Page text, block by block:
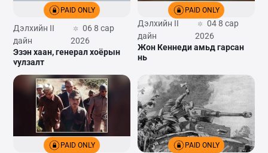
PAID ONLY
Дэлхийн II
дайн
06 8 сар
2026
Эзэн хаан, генерал хоёрын
уулзалт
PAID ONLY
Дэлхийн II
дайн
04 8 сар
2026
Жон Кеннеди амьд гарсан
нь
PAID ONLY PAID ONLY